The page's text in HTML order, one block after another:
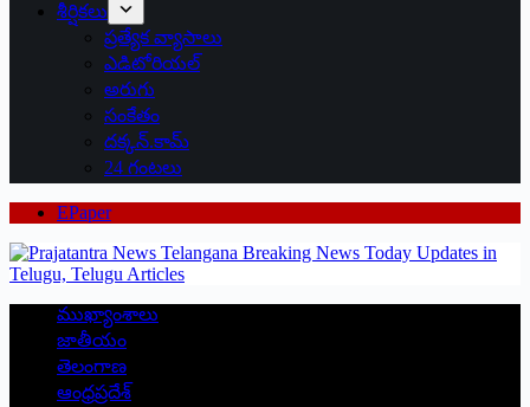
శీర్షికలు
ప్రత్యేక వ్యాసాలు
ఎడిటోరియల్
అరుగు
సంకేతం
దక్కన్.కామ్
24 గంటలు
EPaper
ముఖ్యాంశాలు
జాతీయం
తెలంగాణ
ఆంధ్రప్రదేశ్